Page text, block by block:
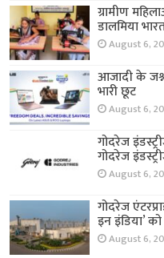
ग्रामीण
डालमिया
August 6,
आजादी के
भारी छूट
August 6,
गोदरेज
गोदरेज
August 6,
गोदरेज
इन इंडिया’
August 6,